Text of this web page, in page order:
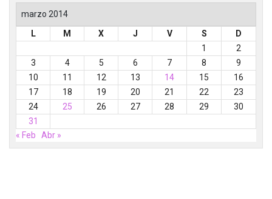
marzo 2014
L
M X J V S
D
1
2
3
4 5 6 7 8
9
10
11 12 13 14 15
16
17
18 19 20 21 22
23
24
25 26 27 28 29
30
31
« Feb
Abr »